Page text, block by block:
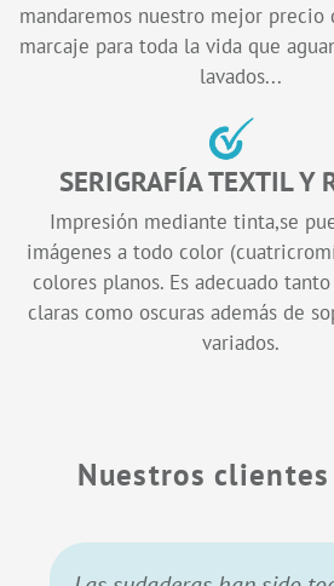
mandaremos nuestro mejor precio
marcaje para toda la vida que
lavados...
SERIGRAFÍA TEXTIL Y
Impresión mediante tinta,se
imágenes a todo color
colores planos. Es adecuado
claras como oscuras además de
variados.
Nuestros